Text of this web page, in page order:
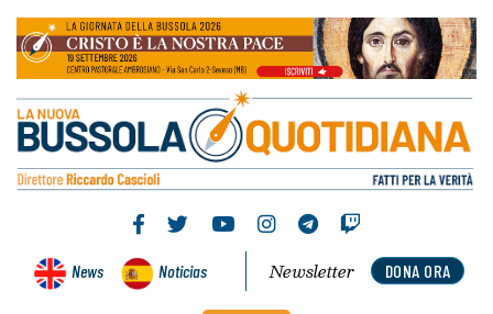
News Noticias DONA ORA
Newsletter